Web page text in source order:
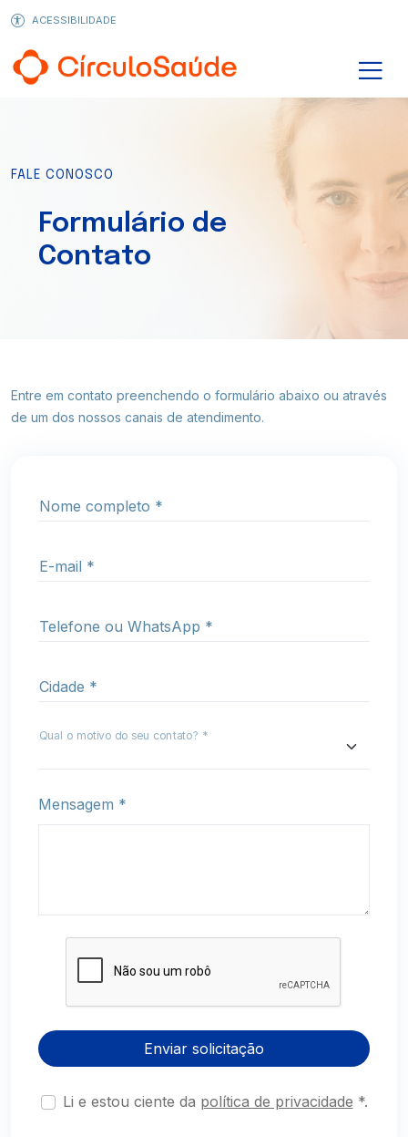
ACESSIBILIDADE
Blog
Guia Médico
Conosco
FALE CONOSCO
Formulário de
Contato
Entre em contato preenchendo o formulário abaixo ou através
de um dos nossos canais de atendimento.
Nome completo *
E-mail *
Telefone ou WhatsApp *
Cidade *
Qual o motivo do seu contato? *
Mensagem *
Enviar solicitação
Li e estou ciente da política de privacidade *.
Seja um cliente
Círculo Saúde
Planos de Saúde Planos Odontológicos
Completo para você, essencial para sua saúde. O Círculo
oferece os melhores planos empresariais!